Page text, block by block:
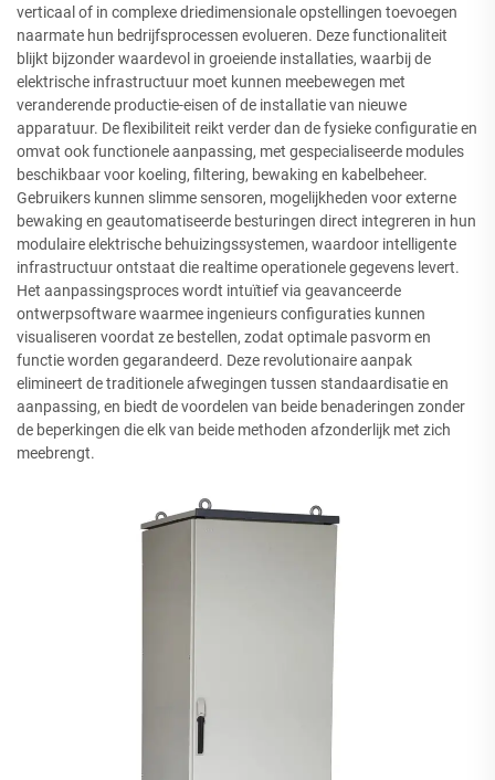
verticaal of in complexe driedimensionale opstellingen toevoegen
naarmate hun bedrijfsprocessen evolueren. Deze functionaliteit
blijkt bijzonder waardevol in groeiende installaties, waarbij de
elektrische infrastructuur moet kunnen meebewegen met
veranderende productie-eisen of de installatie van nieuwe
apparatuur. De flexibiliteit reikt verder dan de fysieke configuratie en
omvat ook functionele aanpassing, met gespecialiseerde modules
beschikbaar voor koeling, filtering, bewaking en kabelbeheer.
Gebruikers kunnen slimme sensoren, mogelijkheden voor externe
bewaking en geautomatiseerde besturingen direct integreren in hun
modulaire elektrische behuizingssystemen, waardoor intelligente
infrastructuur ontstaat die realtime operationele gegevens levert.
Het aanpassingsproces wordt intuïtief via geavanceerde
ontwerpsoftware waarmee ingenieurs configuraties kunnen
visualiseren voordat ze bestellen, zodat optimale pasvorm en
functie worden gegarandeerd. Deze revolutionaire aanpak
elimineert de traditionele afwegingen tussen standaardisatie en
aanpassing, en biedt de voordelen van beide benaderingen zonder
de beperkingen die elk van beide methoden afzonderlijk met zich
meebrengt.